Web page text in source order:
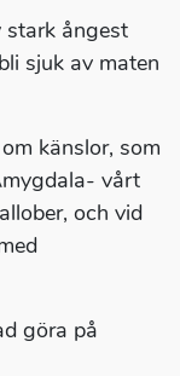
stark ångest
sjuk av maten
känslor, som
vårt
och vid
göra på